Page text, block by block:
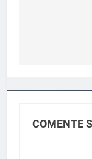
COMENTE